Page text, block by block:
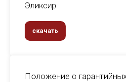
Эликсир
скачать
Положение о